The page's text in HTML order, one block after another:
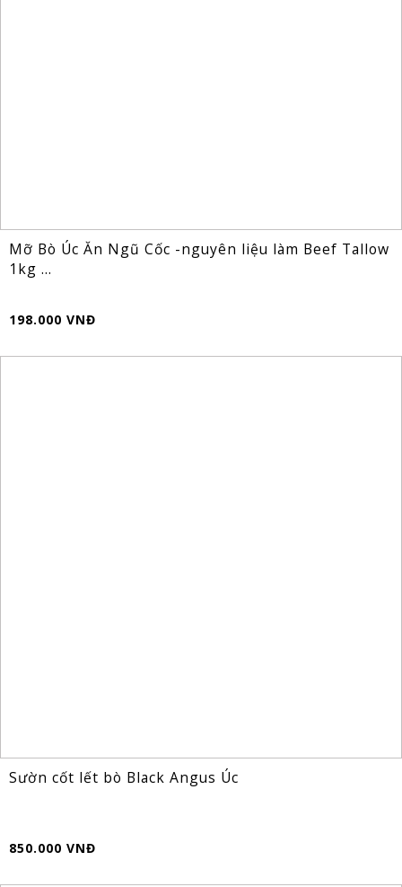
Mỡ Bò Úc Ăn Ngũ Cốc -nguyên liệu làm Beef Tallow
1kg ...
198.000 VNĐ
Sườn cốt lết bò Black Angus Úc
850.000 VNĐ